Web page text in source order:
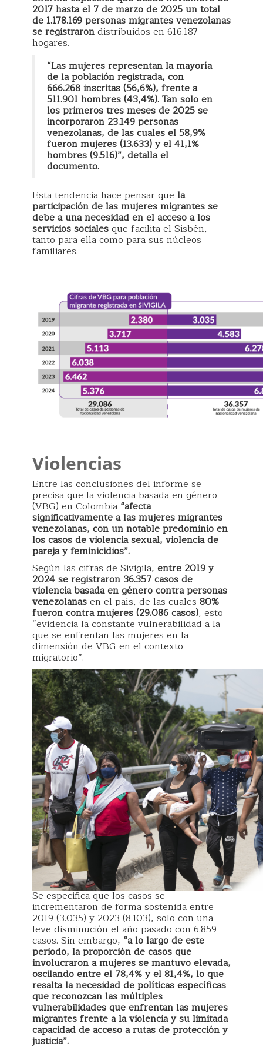
2017 hasta el 7 de marzo de 2025 un total
de 1.178.169 personas migrantes venezolanas
se registrarondistribuidos en 616.187
hogares.
“Las mujeres representan la mayoría
de la población registrada, con
666.268 inscritas (56,6%), frente a
511.901 hombres (43,4%). Tan solo en
los primeros tres meses de 2025 se
incorporaron 23.149 personas
venezolanas, de las cuales el 58,9%
fueron mujeres (13.633) y el 41,1%
hombres (9.516)”, detalla el
documento.
Esta tendencia hace pensar que la
participación de las mujeres migrantes se
debe a una necesidad en el acceso a los
servicios socialesque facilita el Sisbén,
tanto para ella como para sus núcleos
familiares.
Violencias
Entre las conclusiones del informe se
precisa que la violencia basada en género
(VBG) en Colombia “afecta
significativamente a las mujeres migrantes
venezolanas, con un notable predominio en
los casos de violencia sexual, violencia de
pareja y feminicidios”.
Según las cifras de Sivigila, entre 2019 y
2024 se registraron 36.357 casos de
violencia basada en género contra personas
venezolanasen el país, de las cuales 80%
fueron contra mujeres (29.086 casos), esto
“evidencia la constante vulnerabilidad a la
que se enfrentan las mujeres en la
dimensión de VBG en el contexto
migratorio”.
Se especifica que los casos se
incrementaron de forma sostenida entre
2019 (3.035) y 2023 (8.103), solo con una
leve disminución el año pasado con 6.859
casos. Sin embargo, “a lo largo de este
periodo, la proporción de casos que
involucraron a mujeres se mantuvo elevada,
oscilando entre el 78,4% y el 81,4%, lo que
resalta la necesidad de políticas específicas
que reconozcan las múltiples
vulnerabilidades que enfrentan las mujeres
migrantes frente a la violencia y su limitada
capacidad de acceso a rutas de protección y
justicia”.